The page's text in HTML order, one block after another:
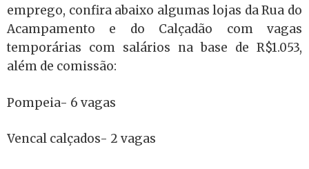
emprego, confira abaixo algumas lojas da Rua do
Acampamento e do Calçadão com vagas
temporárias com salários na base de R$1.053,
além de comissão:
Pompeia- 6 vagas
Vencal calçados- 2 vagas